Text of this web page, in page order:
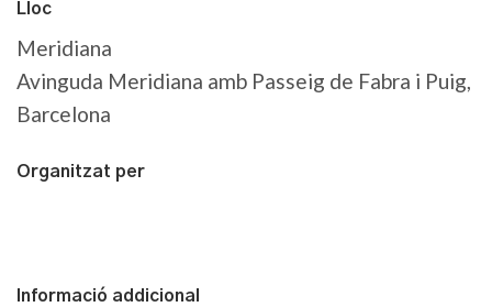
Lloc
Meridiana
Avinguda Meridiana amb Passeig de Fabra i Puig,
Barcelona
Organitzat per
Informació addicional